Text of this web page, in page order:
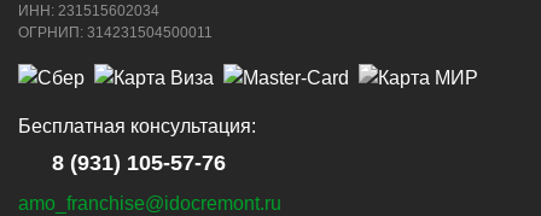
ИНН: 231515602034
ОГРНИП: 314231504500011
Бесплатная консультация:
8 (931) 105-57-76
amo_franchise@idocremont.ru